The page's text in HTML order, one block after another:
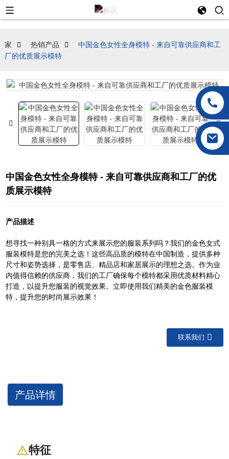
家 热销产品
中国金色女性全身模特 - 来自可靠供应商和工
厂的优质展示模特
中国金色女性全身模特 - 来自可靠供应商和工厂的优
质展示模特
产品描述
想寻找一种别具一格的方式来展示您的服装系列吗？我们的金色女式
服装模特是您的完美之选！这些高品质的模特在中国制造，提供多种
尺寸和姿势选择，是零售店、精品店和家居展示的理想之选。作为业
内值得信赖的供应商，我们的工厂确保每个模特都采用优质材料精心
打造，以提升您服装的视觉效果。立即使用我们精美的金色服装模
特，提升您的时尚展示效果！
联系我们
产品详情
特征